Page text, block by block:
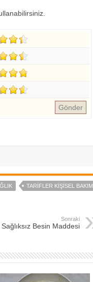
Gönder
TARIFLER KIŞISEL BAKIM
Sonraki
Besin Maddesi